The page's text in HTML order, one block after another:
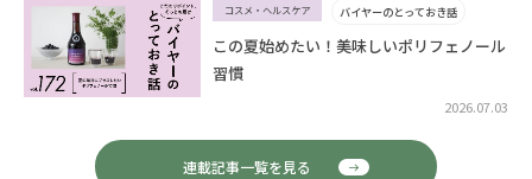
コスメ・ヘルスケア
2026.07.03
この夏始めたい！美味しいポリフェノール
習慣
バイヤーのとっておき話
連載記事一覧を見る